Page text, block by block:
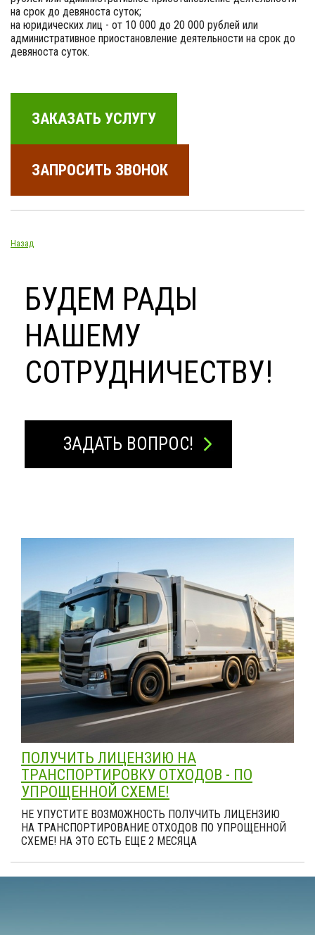
на срок до девяноста суток;
на юридических лиц - от 10 000 до 20 000 рублей или
административное приостановление деятельности на срок до
девяноста суток.
ЗАКАЗАТЬ УСЛУГУ
ЗАПРОСИТЬ ЗВОНОК
Назад
БУДЕМ РАДЫ
НАШЕМУ
СОТРУДНИЧЕСТВУ!
ЗАДАТЬ ВОПРОС!
ПОЛУЧИТЬ ЛИЦЕНЗИЮ НА
ТРАНСПОРТИРОВКУ ОТХОДОВ - ПО
УПРОЩЕННОЙ СХЕМЕ!
НЕ УПУСТИТЕ ВОЗМОЖНОСТЬ ПОЛУЧИТЬ ЛИЦЕНЗИЮ
НА ТРАНСПОРТИРОВАНИЕ ОТХОДОВ ПО УПРОЩЕННОЙ
СХЕМЕ! НА ЭТО ЕСТЬ ЕЩЕ 2 МЕСЯЦА